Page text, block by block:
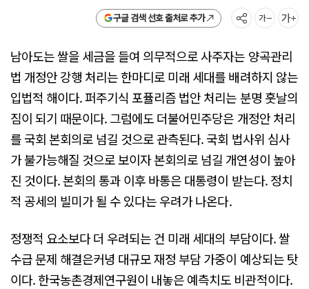
구글 검색 선호 출처로 추가
남아도는 쌀을 세금을 들여 의무적으로 사주자는 양곡관리
법 개정안 강행 처리는 한마디로 미래 세대를 배려하지 않는
입법적 해이다. 퍼주기식 포퓰리즘 법안 처리는 분명 훗날의
짐이 되기 때문이다. 그럼에도 더불어민주당은 개정안 처리
를 국회 본회의로 넘길 것으로 관측된다. 국회 법사위 심사
가 불가능해질 것으로 보이자 본회의로 넘길 개연성이 높아
진 것이다. 본회의 통과 이후 바통은 대통령이 받는다. 정치
적 공세의 빌미가 될 수 있다는 우려가 나온다.
정쟁적 요소보다 더 우려되는 건 미래 세대의 부담이다. 쌀
수급 문제 해결은커녕 대규모 재정 부담 가중이 예상되는 탓
이다. 한국농촌경제연구원이 내놓은 예측치도 비관적이다.